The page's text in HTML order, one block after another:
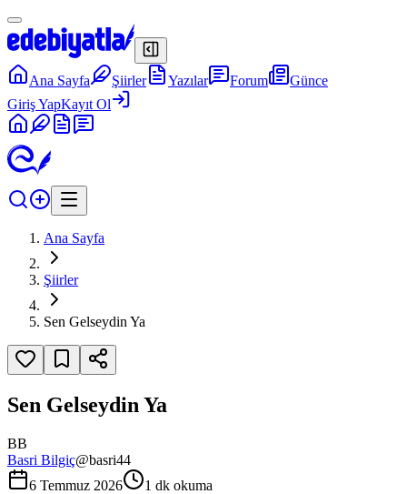
Ana Sayfa Şiirler Yazılar Forum
Günce
Giriş YapKayıt Ol
Ana Sayfa
Şiirler
Sen Gelseydin Ya
Sen Gelseydin Ya
BB
Basri Bilgiç@basri44
6 Temmuz 2026
1 dk okuma